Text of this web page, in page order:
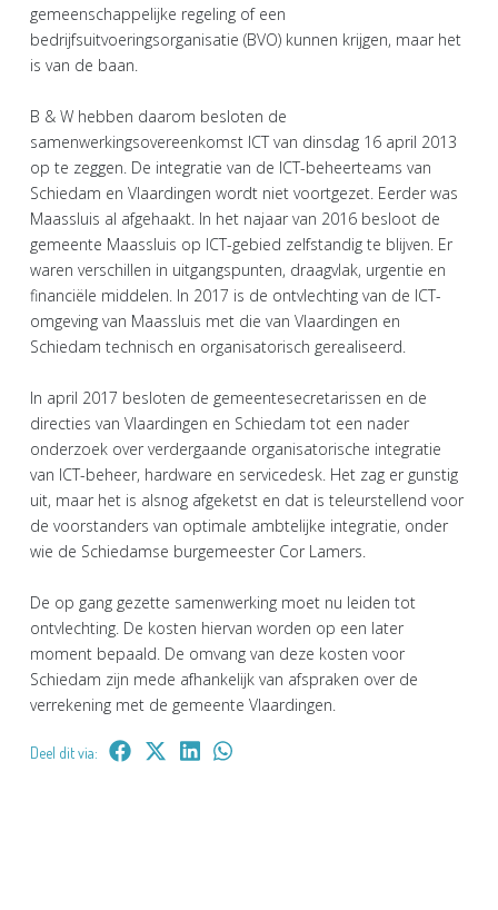
gemeenschappelijke regeling of een
bedrijfsuitvoeringsorganisatie (BVO) kunnen krijgen, maar het
is van de baan.
B & W hebben daarom besloten de
samenwerkingsovereenkomst ICT van dinsdag 16 april 2013
op te zeggen. De integratie van de ICT-beheerteams van
Schiedam en Vlaardingen wordt niet voortgezet. Eerder was
Maassluis al afgehaakt. In het najaar van 2016 besloot de
gemeente Maassluis op ICT-gebied zelfstandig te blijven. Er
waren verschillen in uitgangspunten, draagvlak, urgentie en
financiële middelen. In 2017 is de ontvlechting van de ICT-
omgeving van Maassluis met die van Vlaardingen en
Schiedam technisch en organisatorisch gerealiseerd.
In april 2017 besloten de gemeentesecretarissen en de
directies van Vlaardingen en Schiedam tot een nader
onderzoek over verdergaande organisatorische integratie
van ICT-beheer, hardware en servicedesk. Het zag er gunstig
uit, maar het is alsnog afgeketst en dat is teleurstellend voor
de voorstanders van optimale ambtelijke integratie, onder
wie de Schiedamse burgemeester Cor Lamers.
De op gang gezette samenwerking moet nu leiden tot
ontvlechting. De kosten hiervan worden op een later
moment bepaald. De omvang van deze kosten voor
Schiedam zijn mede afhankelijk van afspraken over de
verrekening met de gemeente Vlaardingen.
Deel dit via: